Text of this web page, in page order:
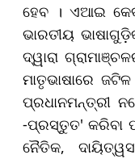
ହେବ । ଏଆଇ
ଭାରତୀୟ
ଦ୍ୱାରା
ମାତୃଭାଷାରେ
ପ୍ରଧାନମନ୍ତ୍ରୀ
-ପ୍ରସ୍ତୁତ' କରିବା
ନୈତିକ,